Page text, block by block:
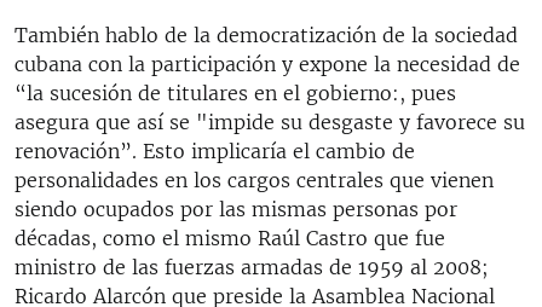
También hablo de la democratización de la sociedad
cubana con la participación y expone la necesidad de
“la sucesión de titulares en el gobierno:, pues
asegura que así se "impide su desgaste y favorece su
renovación”. Esto implicaría el cambio de
personalidades en los cargos centrales que vienen
siendo ocupados por las mismas personas por
décadas, como el mismo Raúl Castro que fue
ministro de las fuerzas armadas de 1959 al 2008;
Ricardo Alarcón que preside la Asamblea Nacional